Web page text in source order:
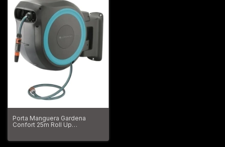
Porta Manguera Gardena
Confort 25m Roll Up